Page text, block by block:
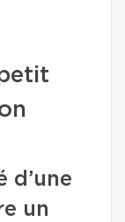
d’une
un